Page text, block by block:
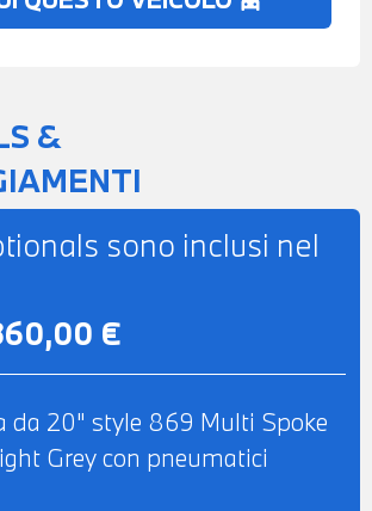
- USB - APPLE CAR PLAY -
- COMPATIBILITA' CON
DRIVE SERVICES -
- CHIAMATA DI
- POSSIBILITA' DI
DI PERMUTA -
DI LEASING O
ANCHE PER L'INTERO
&
sono inclusi nel
€
da 20" style 869 Multi Spoke
Grey con pneumatici